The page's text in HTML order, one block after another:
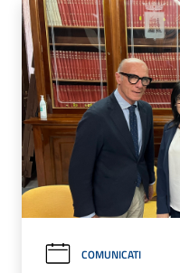
COMUNICATI